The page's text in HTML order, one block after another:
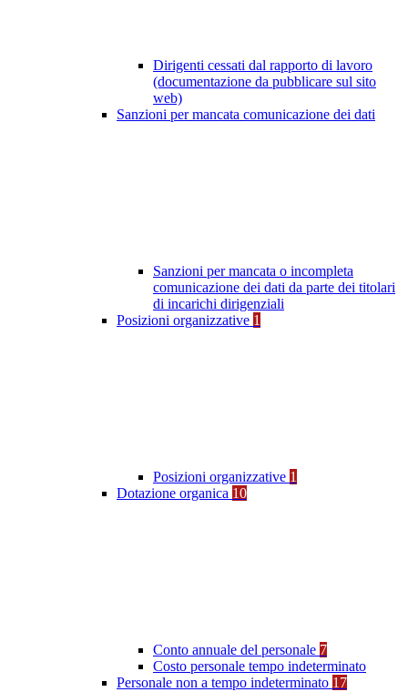
Dirigenti cessati dal rapporto di lavoro
(documentazione da pubblicare sul sito
web)
Sanzioni per mancata comunicazione dei dati
Sanzioni per mancata o incompleta
comunicazione dei dati da parte dei titolari
di incarichi dirigenziali
Posizioni organizzative 1
Posizioni organizzative 1
Dotazione organica 10
Conto annuale del personale 7
Costo personale tempo indeterminato
Personale non a tempo indeterminato 17